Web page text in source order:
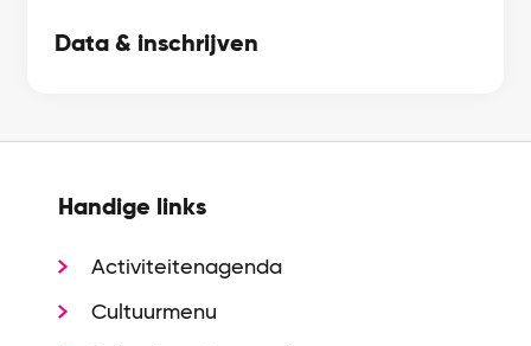
Data & inschrijven
Handige links
Activiteitenagenda
Cultuurmenu